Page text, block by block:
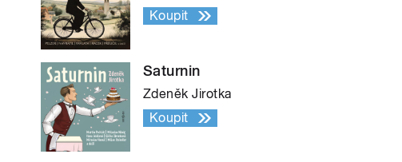
Koupit
Saturnin
Zdeněk Jirotka
Koupit